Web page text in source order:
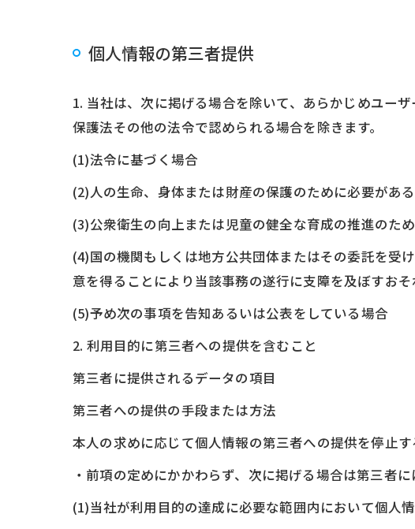
個人情報の第三者提供
1. 当社は、次に掲げる場合を除いて、あらかじめユー
保護法その他の法令で認められる場合を除きます。
(1)法令に基づく場合
(2)人の生命、身体または財産の保護のために必要があ
(3)公衆衛生の向上または児童の健全な育成の推進のた
(4)国の機関もしくは地方公共団体またはその委託を受
意を得ることにより当該事務の遂行に支障を及ぼすお
(5)予め次の事項を告知あるいは公表をしている場合
2. 利用目的に第三者への提供を含むこと
第三者に提供されるデータの項目
第三者への提供の手段または方法
本人の求めに応じて個人情報の第三者への提供を停止す
・前項の定めにかかわらず、次に掲げる場合は第三者に
(1)当社が利用目的の達成に必要な範囲内において個人